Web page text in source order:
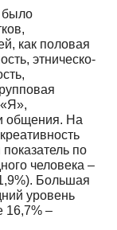
было
как половая
этническо-
общения. На
по
человека –
Большая
уровень
16,7% –